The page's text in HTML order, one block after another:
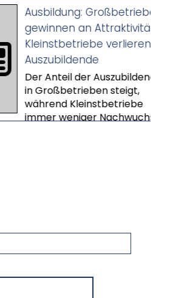
Ausbildung: Großbetriebe
gewinnen an Attraktivität –
Kleinstbetriebe verlieren
Auszubildende
Der Anteil der Auszubildenden
in Großbetrieben steigt,
während Kleinstbetriebe
immer weniger Nachwuchs